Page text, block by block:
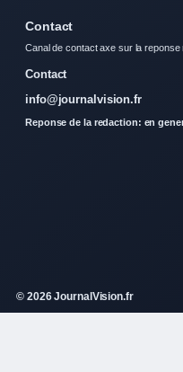
Contact
Canal de contact axe sur la
Contact
info@journalvision.fr
Reponse de la redaction: en
© 2026 JournalVision.fr